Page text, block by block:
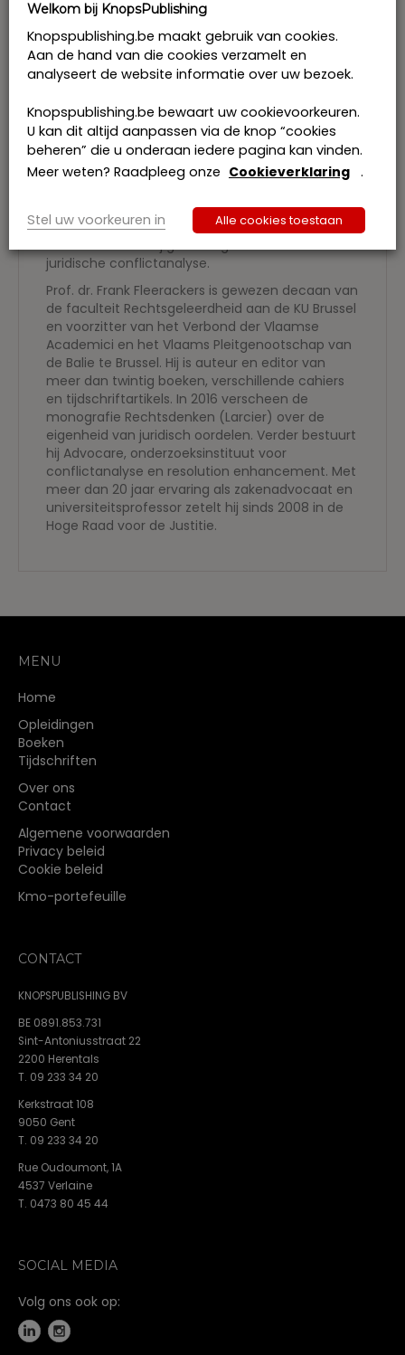
Hij promoveerde aan de Harvard Law School tot
Master of Laws met een vernieuwende thesis
over juridisch denken. Zijn doctoraat over dit
thema ontving internationale erkenning (On the
resolution of conflict, Duncker & Humblot, Berlin,
Professor Fleerackers is voltijds verbonden aan
de faculteit Rechtsgeleerdheid van de KU
Leuven, vakgebied rechtstheorie.
visiting positions aan eminente universiteiten
zoals Harvard en MIT, Cambridge. Aan de KU
Leuven doceert hij grondslagen van het recht en
juridische conflictanalyse.
Prof. dr. Frank Fleerackers is gewezen decaan van
de faculteit Rechtsgeleerdheid aan de KU Brussel
en voorzitter van het Verbond der Vlaamse
Academici en het Vlaams Pleitgenootschap van
de Balie te Brussel. Hij is auteur en editor van
meer dan twintig boeken, verschillende cahiers
en tijdschriftartikels. In 2016 verscheen de
monografie Rechtsdenken (Larcier) over de
eigenheid van juridisch oordelen. Verder bestuurt
hij Advocare, onderzoeksinstituut voor
conflictanalyse en resolution enhancement. Met
meer dan 20 jaar ervaring als zakenadvocaat en
universiteitsprofessor zetelt hij sinds 2008 in de
Hoge Raad voor de Justitie.
MENU
Home
Opleidingen
Boeken
Tijdschriften
Over ons
Contact
Algemene voorwaarden
Privacy beleid
Cookie beleid
Kmo-portefeuille
CONTACT
KNOPSPUBLISHING BV
BE 0891.853.731
Sint-Antoniusstraat 22
2200 Herentals
T. 09 233 34 20
Kerkstraat 108
9050 Gent
T. 09 233 34 20
Rue Oudoumont, 1A
4537 Verlaine
T. 0473 80 45 44
SOCIAL MEDIA
Volg ons ook op:
Welkom bij KnopsPublishing
Knopspublishing.be maakt gebruik van cookies.
Aan de hand van die cookies verzamelt en
analyseert de website informatie over uw bezoek.
Knopspublishing.be bewaart uw cookievoorkeuren.
U kan dit altijd aanpassen via de knop “cookies
beheren” die u onderaan iedere pagina kan vinden.
Meer weten? Raadpleeg onze Cookieverklaring .
Stel uw voorkeuren in Alle cookies toestaan